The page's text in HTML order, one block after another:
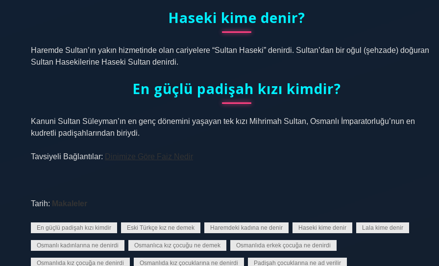
Haseki kime denir?
Haremde Sultan’ın yakın hizmetinde olan cariyelere “Sultan Haseki” denirdi. Sultan’dan bir oğul (şehzade) doğuran
Sultan Hasekilerine Haseki Sultan denirdi.
En güçlü padişah kızı kimdir?
Kanuni Sultan Süleyman’ın en genç dönemini yaşayan tek kızı Mihrimah Sultan, Osmanlı İmparatorluğu’nun en
kudretli padişahlarından biriydi.
Tavsiyeli Bağlantılar: Dinimize Göre Faiz Nedir
Tarih: Makaleler
En güçlü padişah kızı kimdir Eski Türkçe kız ne demek Haremdeki kadına ne denir Haseki kime denir Lala kime denir
Osmanlı kadınlarına ne denirdi Osmanlıca kız çocuğu ne demek Osmanlıda erkek çocuğa ne denirdi
Osmanlıda kız çocuğa ne denirdi Osmanlıda kız çocuklarına ne denirdi Padişah çocuklarına ne ad verilir